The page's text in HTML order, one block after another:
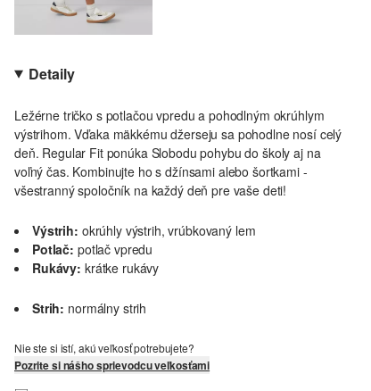
Detaily
Ležérne tričko s potlačou vpredu a pohodlným okrúhlym
výstrihom. Vďaka mäkkému džerseju sa pohodlne nosí celý
deň. Regular Fit ponúka Slobodu pohybu do školy aj na
voľný čas. Kombinujte ho s džínsami alebo šortkami -
všestranný spoločník na každý deň pre vaše deti!
Výstrih: okrúhly výstrih, vrúbkovaný lem
Potlač: potlač vpredu
Rukávy: krátke rukávy
Strih: normálny strih
Nie ste si istí, akú veľkosť potrebujete?
Pozrite si nášho sprievodcu veľkosťami